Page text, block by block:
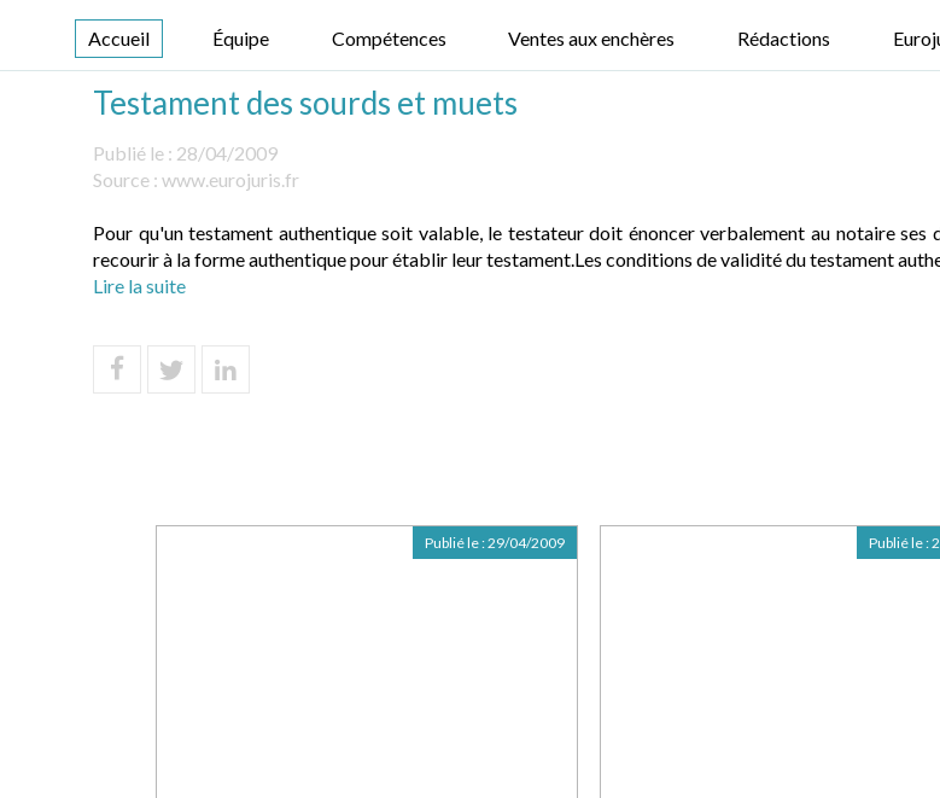
Accueil Équipe Compétences Ventes aux enchères Rédactions
Testament des sourds et muets
Publié le : 28/04/2009
Source : www.eurojuris.fr
Pour qu'un testament authentique soit valable, le testateur doit énoncer verbalement au notaire
recourir à la forme authentique pour établir leur testament.Les conditions de validité du testament
Lire la suite
Publié le :29/04/2009 Publié le :